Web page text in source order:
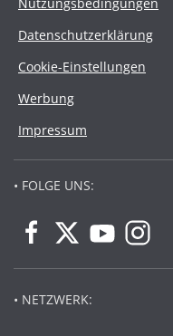
Datenschutzerklärung
Cookie-Einstellungen
Werbung
Impressum
• FOLGE UNS:
• NETZWERK: